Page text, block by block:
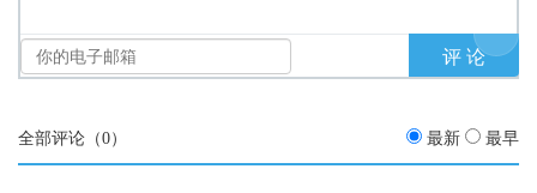
全部评论（0） 最新 最早